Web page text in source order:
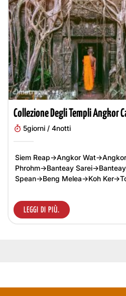
Collezione Degli Templi Angkor
5giorni / 4notti
Siem Reap→Angkor
Phrohm→Banteay
Spean→Beng Melea→Koh
LEGGI DI PIÙ.